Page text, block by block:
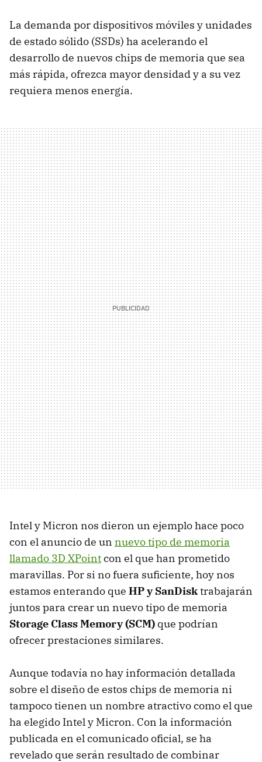
La demanda por dispositivos móviles y unidades
de estado sólido (SSDs) ha acelerando el
desarrollo de nuevos chips de memoria que sea
más rápida, ofrezca mayor densidad y a su vez
requiera menos energía.
Intel y Micron nos dieron un ejemplo hace poco
con el anuncio de un nuevo tipo de memoria
llamado 3D XPointcon el que han prometido
maravillas. Por si no fuera suficiente, hoy nos
estamos enterando que HP y SanDisktrabajarán
juntos para crear un nuevo tipo de memoria
Storage Class Memory (SCM) que podrían
ofrecer prestaciones similares.
Aunque todavía no hay información detallada
sobre el diseño de estos chips de memoria ni
tampoco tienen un nombre atractivo como el que
ha elegido Intel y Micron. Con la información
publicada en el comunicado oficial, se ha
revelado que serán resultado de combinar